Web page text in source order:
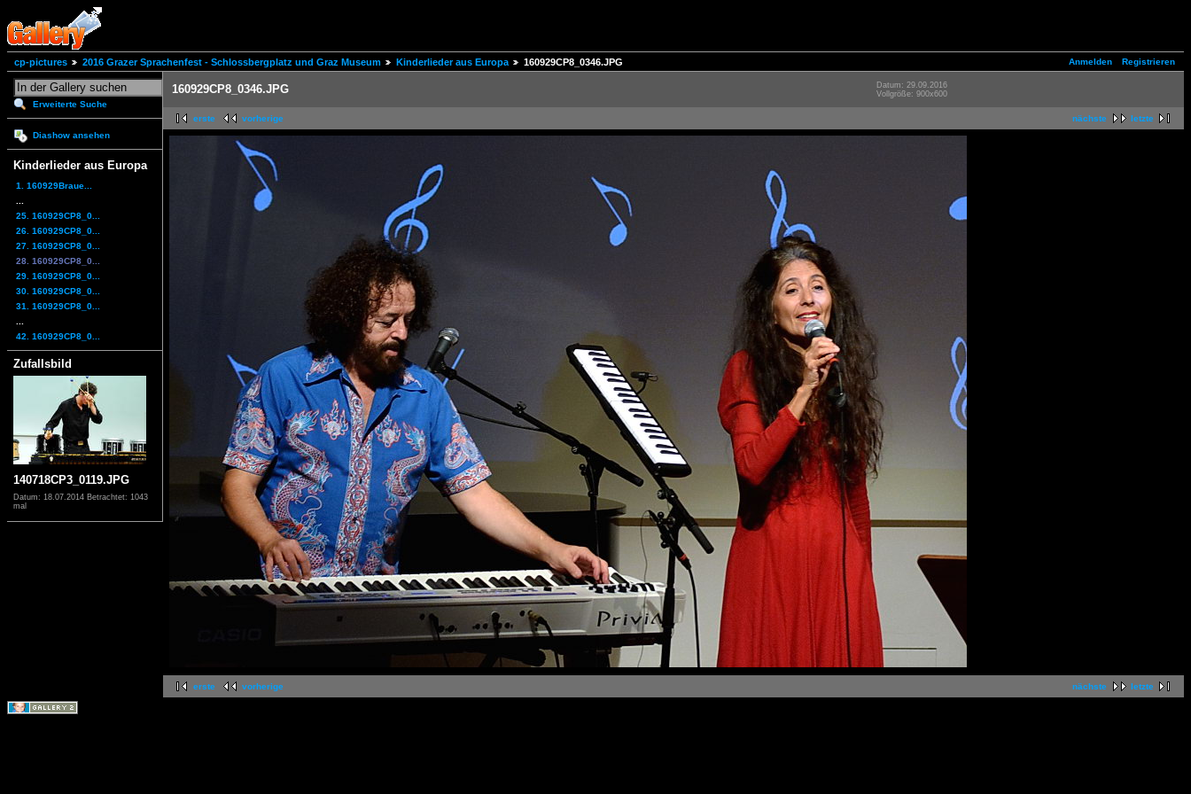
Anmelden Registrieren
cp-pictures 2016 Grazer Sprachenfest - Schlossbergplatz und Graz Museum Kinderlieder aus Europa 160929CP8_0346.JPG
Erweiterte Suche
Diashow ansehen
Kinderlieder aus Europa
1. 160929Braue...
25. 160929CP8_0...
26. 160929CP8_0...
27. 160929CP8_0...
28. 160929CP8_0...
29. 160929CP8_0...
30. 160929CP8_0...
31. 160929CP8_0...
42. 160929CP8_0...
Zufallsbild
140718CP3_0119.JPG
Datum: 18.07.2014 Betrachtet: 1043
mal
160929CP8_0346.JPG
Datum: 29.09.2016
Vollgröße: 900x600
nächste letzte
erste vorherige
nächste letzte
erste vorherige